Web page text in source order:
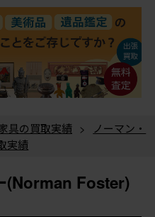
具の買取実績 >
ノーマン・
実績
(Norman Foster)